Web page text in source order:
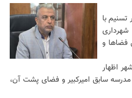
با
این فضاها و
اظهار
سابق امیرکبیر و فضای پشت آن،